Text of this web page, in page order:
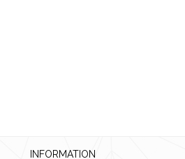
INFORMATION